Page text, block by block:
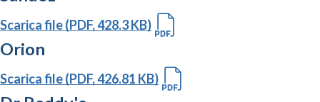
Scarica file (PDF, 428.3 KB)
Orion
Scarica file (PDF, 426.81 KB)